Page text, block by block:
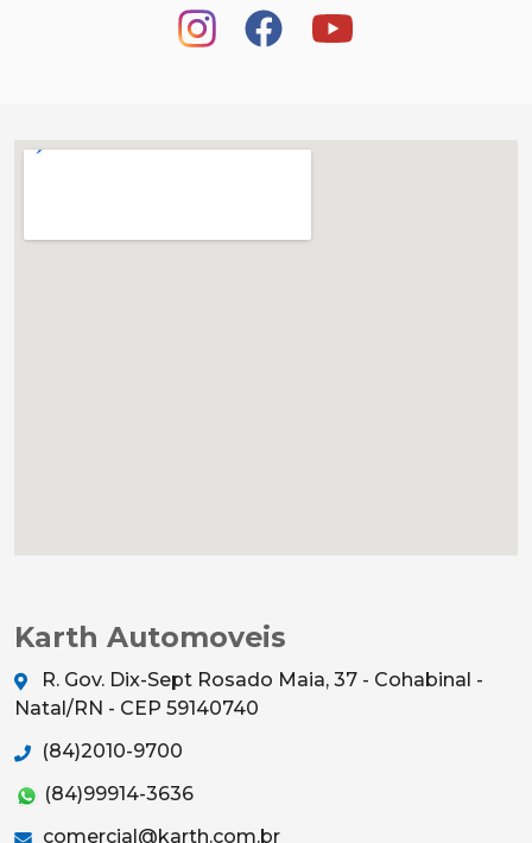
Karth Automoveis
R. Gov. Dix-Sept Rosado Maia, 37 - Cohabinal -
Natal/RN - CEP 59140740
(84)2010-9700
(84)99914-3636
comercial@karth.com.br